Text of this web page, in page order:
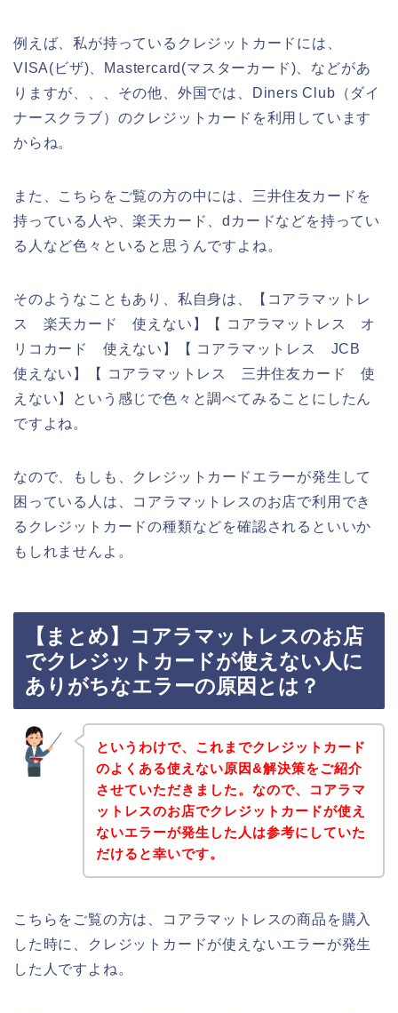
例えば、私が持っているクレジットカードには、
VISA(ビザ)、Mastercard(マスターカード)、などがあ
りますが、、、その他、外国では、Diners Club（ダイ
ナースクラブ）のクレジットカードを利用しています
からね。
また、こちらをご覧の方の中には、三井住友カードを
持っている人や、楽天カード、dカードなどを持ってい
る人など色々といると思うんですよね。
そのようなこともあり、私自身は、【コアラマットレ
ス 楽天カード 使えない】【 コアラマットレス オ
リコカード 使えない】【 コアラマットレス JCB
使えない】【 コアラマットレス 三井住友カード 使
えない】という感じで色々と調べてみることにしたん
ですよね。
なので、もしも、クレジットカードエラーが発生して
困っている人は、コアラマットレスのお店で利用でき
るクレジットカードの種類などを確認されるといいか
もしれませんよ。
【まとめ】コアラマットレスのお店
でクレジットカードが使えない人に
ありがちなエラーの原因とは？
というわけで、これまでクレジットカード
のよくある使えない原因&解決策をご紹介
させていただきました。なので、コアラマ
ットレスのお店でクレジットカードが使え
ないエラーが発生した人は参考にしていた
だけると幸いです。
こちらをご覧の方は、コアラマットレスの商品を購入
した時に、クレジットカードが使えないエラーが発生
した人ですよね。